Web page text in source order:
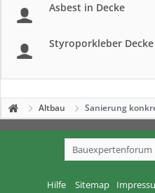
Asbest in Decke
Styroporkleber
Altbau Sanierung
Bauexpertenforum
Hilfe Sitemap